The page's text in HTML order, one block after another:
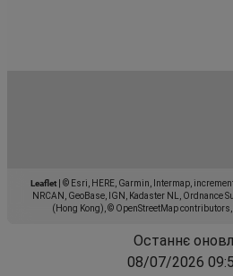
Leaflet
© Esri, HERE, Garmin, Intermap, increment
NRCAN, GeoBase, IGN, Kadaster NL, Ordnance
(Hong Kong), © OpenStreetMap
Останнє
08/07/2026